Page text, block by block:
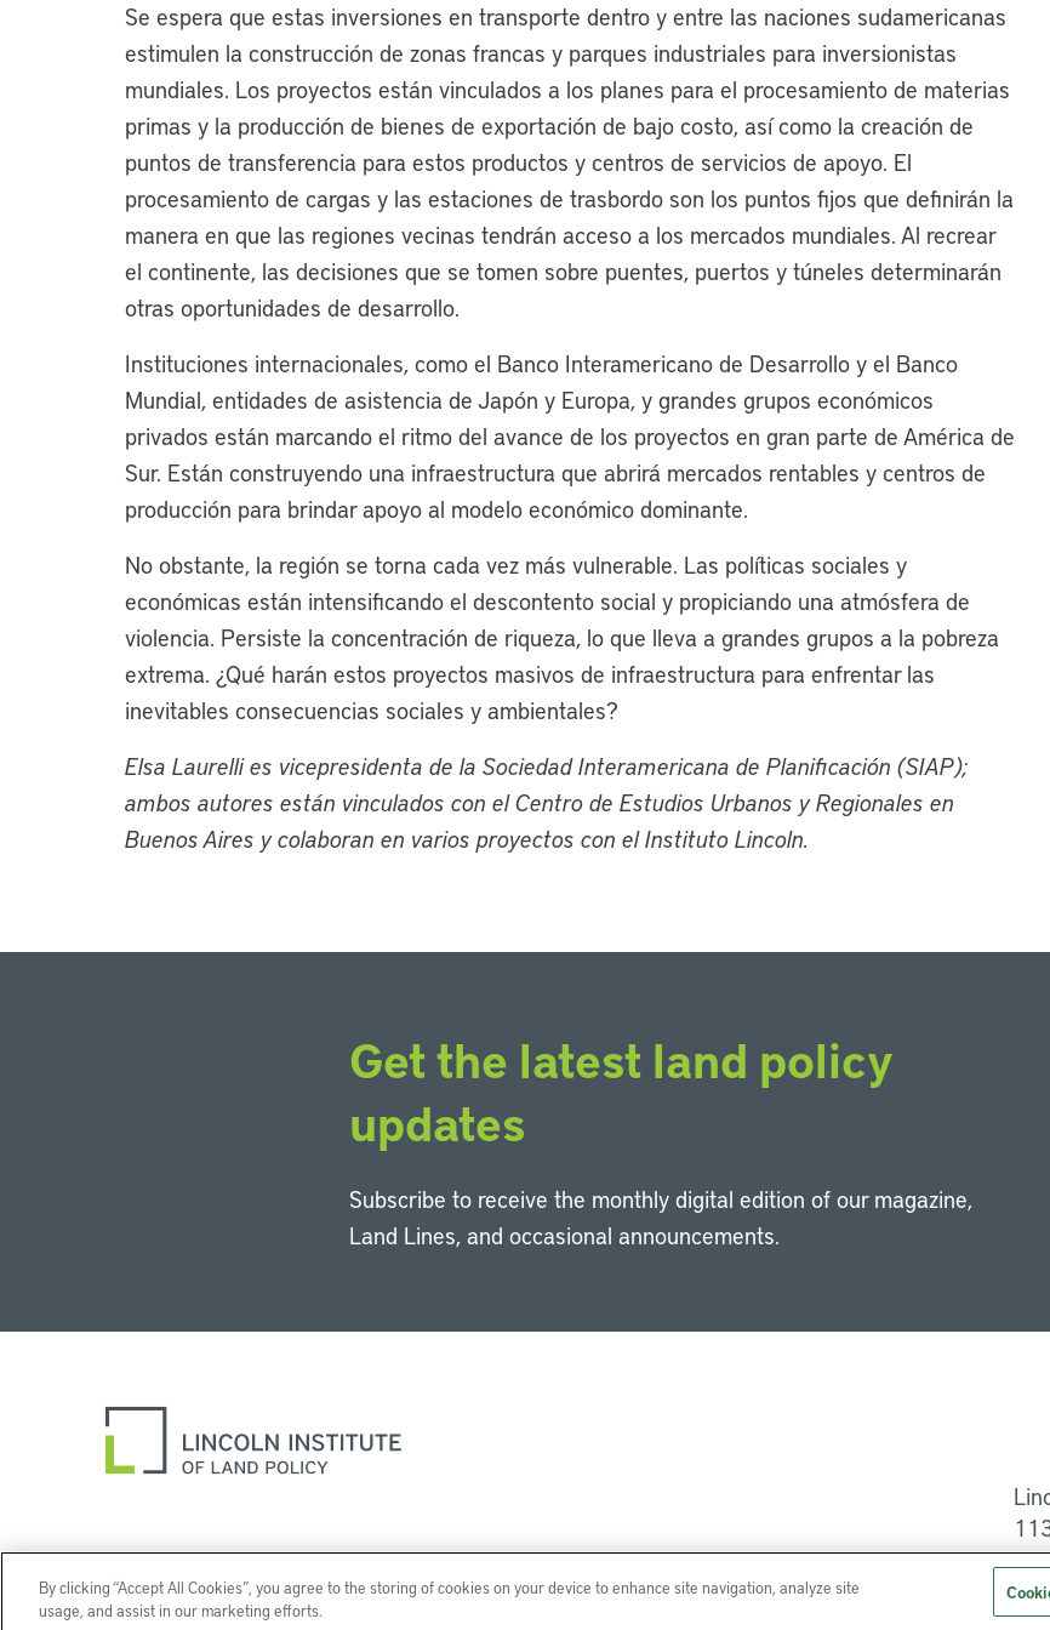
Se espera que estas inversiones en transporte dentro y entre las naciones sudamericanas
estimulen la construcción de zonas francas y parques industriales para inversionistas
mundiales. Los proyectos están vinculados a los planes para el procesamiento de materias
primas y la producción de bienes de exportación de bajo costo, así como la creación de
puntos de transferencia para estos productos y centros de servicios de apoyo. El
procesamiento de cargas y las estaciones de trasbordo son los puntos fijos que definirán la
manera en que las regiones vecinas tendrán acceso a los mercados mundiales. Al recrear
el continente, las decisiones que se tomen sobre puentes, puertos y túneles determinarán
otras oportunidades de desarrollo.
Instituciones internacionales, como el Banco Interamericano de Desarrollo y el Banco
Mundial, entidades de asistencia de Japón y Europa, y grandes grupos económicos
privados están marcando el ritmo del avance de los proyectos en gran parte de América de
Sur. Están construyendo una infraestructura que abrirá mercados rentables y centros de
producción para brindar apoyo al modelo económico dominante.
No obstante, la región se torna cada vez más vulnerable. Las políticas sociales y
económicas están intensificando el descontento social y propiciando una atmósfera de
violencia. Persiste la concentración de riqueza, lo que lleva a grandes grupos a la pobreza
extrema. ¿Qué harán estos proyectos masivos de infraestructura para enfrentar las
inevitables consecuencias sociales y ambientales?
Elsa Laurelli es vicepresidenta de la Sociedad Interamericana de Planificación (SIAP);
ambos autores están vinculados con el Centro de Estudios Urbanos y Regionales en
Buenos Aires y colaboran en varios proyectos con el Instituto Lincoln.
Get the latest land policy
updates
Subscribe to receive the monthly digital edition of our magazine,
Land Lines, and occasional announcements.
Help
By clicking “Accept All Cookies”, you agree to the storing of cookies on your device to enhance site navigation, analyze site
usage, and assist in our marketing efforts.